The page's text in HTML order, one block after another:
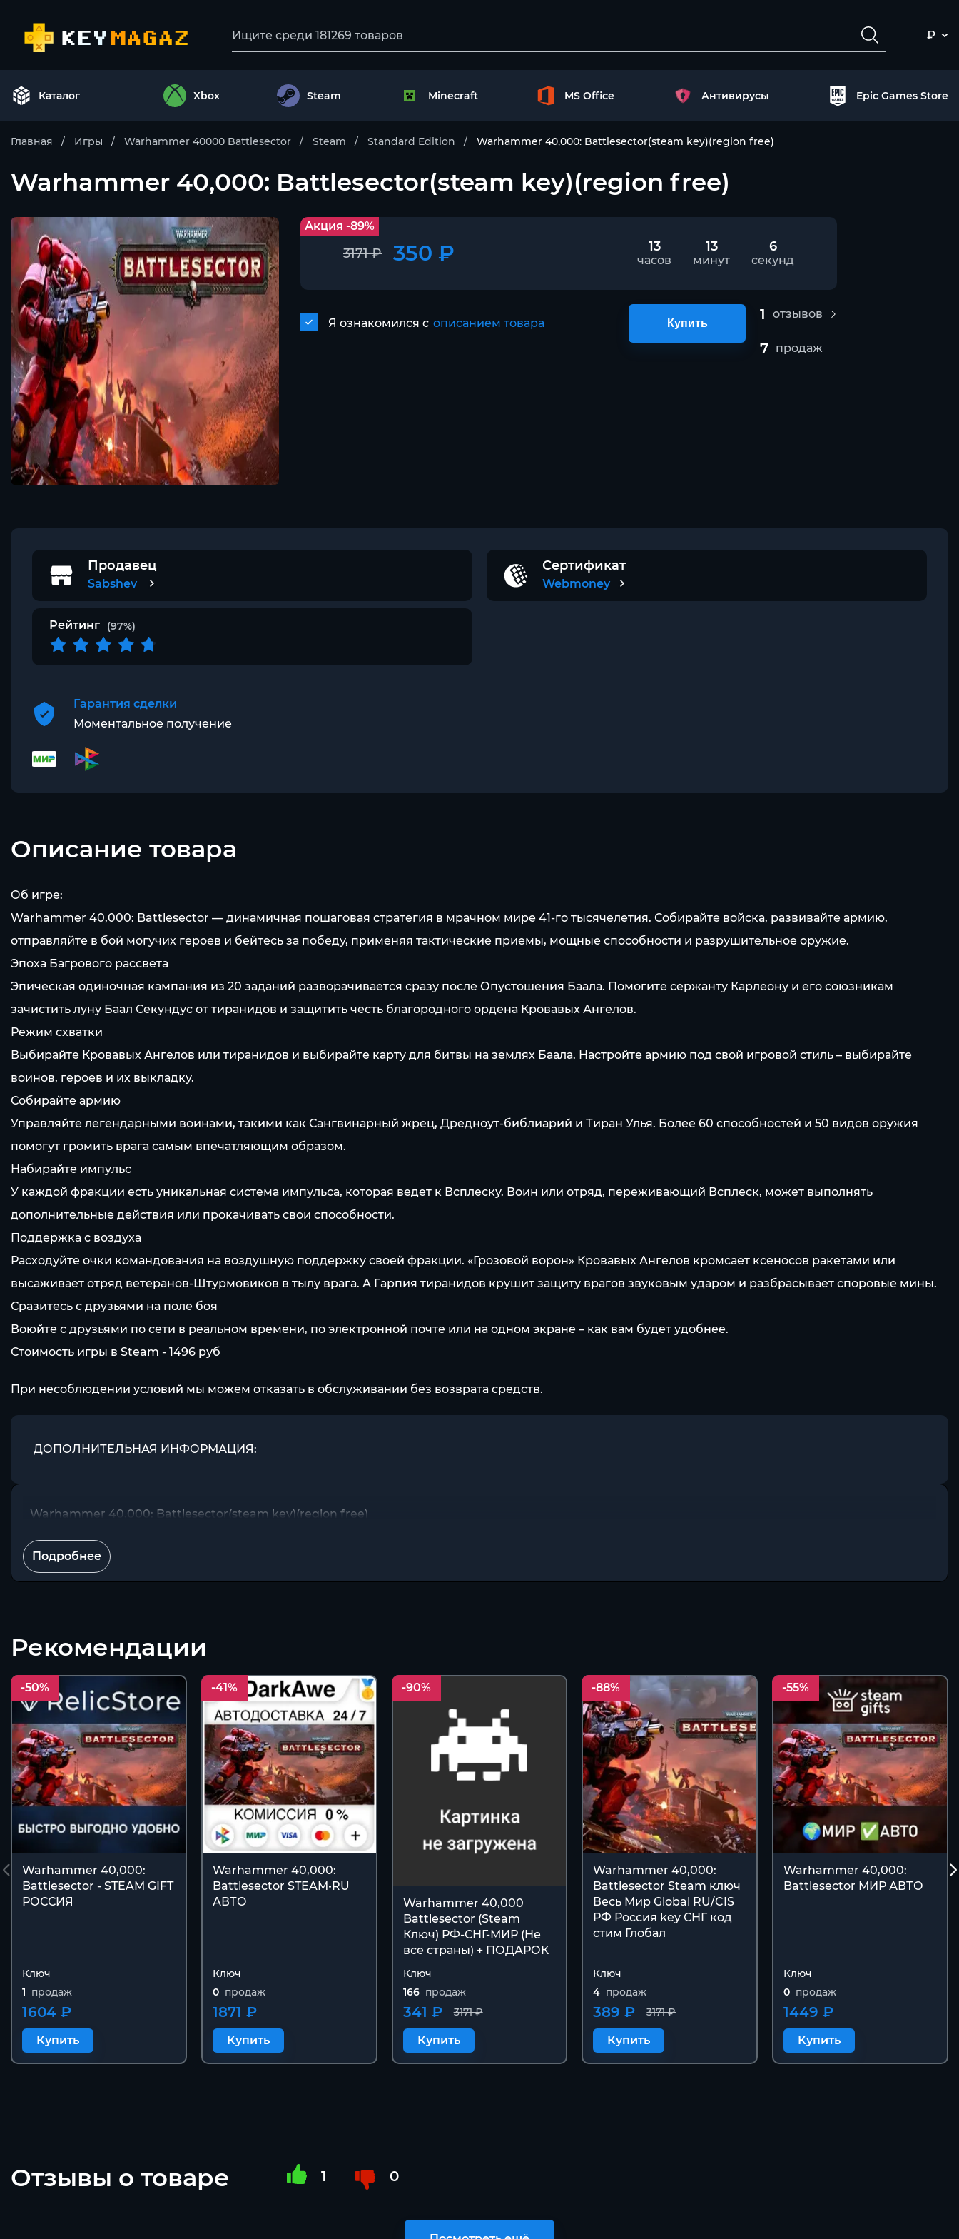
₽
Каталог Xbox Steam Minecraft MS Office Антивирусы Epic Games Store
Главная Игры Warhammer 40000 Battlesector Steam Standard Edition Warhammer 40,000: Battlesector(steam key)(region free)
Warhammer 40,000: Battlesector(steam key)(region free)
Акция -89%
3171 ₽ 350 ₽ 13
часов
13
минут
5
секунд
Я ознакомился с описанием товара Купить
1 отзывов
7 продаж
Продавец
Sabshev
Сертификат
Webmoney
Рейтинг (97%)
Гарантия сделки
Моментальное получение
Описание товара
Об игре:
Warhammer 40,000: Battlesector — динамичная пошаговая стратегия в мрачном мире 41-го тысячелетия. Собирайте войска, развивайте армию,
отправляйте в бой могучих героев и бейтесь за победу, применяя тактические приемы, мощные способности и разрушительное оружие.
Эпоха Багрового рассвета
Эпическая одиночная кампания из 20 заданий разворачивается сразу после Опустошения Баала. Помогите сержанту Карлеону и его союзникам
зачистить луну Баал Секундус от тиранидов и защитить честь благородного ордена Кровавых Ангелов.
Режим схватки
Выбирайте Кровавых Ангелов или тиранидов и выбирайте карту для битвы на землях Баала. Настройте армию под свой игровой стиль – выбирайте
воинов, героев и их выкладку.
Собирайте армию
Управляйте легендарными воинами, такими как Сангвинарный жрец, Дредноут-библиарий и Тиран Улья. Более 60 способностей и 50 видов оружия
помогут громить врага самым впечатляющим образом.
Набирайте импульс
У каждой фракции есть уникальная система импульса, которая ведет к Всплеску. Воин или отряд, переживающий Всплеск, может выполнять
дополнительные действия или прокачивать свои способности.
Поддержка с воздуха
Расходуйте очки командования на воздушную поддержку своей фракции. «Грозовой ворон» Кровавых Ангелов кромсает ксеносов ракетами или
высаживает отряд ветеранов-Штурмовиков в тылу врага. А Гарпия тиранидов крушит защиту врагов звуковым ударом и разбрасывает споровые мины.
Сразитесь с друзьями на поле боя
Воюйте с друзьями по сети в реальном времени, по электронной почте или на одном экране – как вам будет удобнее.
Стоимость игры в Steam - 1496 pуб
При несоблюдении условий мы можем отказать в обслуживании без возврата средств.
ДОПОЛНИТЕЛЬНАЯ ИНФОРМАЦИЯ:
Warhammer 40,000: Battlesector(steam key)(region free)
Подробнее
Рекомендации
-50%
Warhammer 40,000:
Battlesector - STEAM GIFT
РОССИЯ
Ключ
1 продаж
1604 ₽
Купить
-41%
Warhammer 40,000:
Battlesector STEAM•RU
АВТО
Ключ
0 продаж
1871 ₽
Купить
-90%
Warhammer 40,000
Battlesector (Steam
Ключ) РФ-СНГ-МИР (Не
все страны) + ПОДАРОК
Ключ
166 продаж
3171 ₽
341 ₽
Купить
-88%
Warhammer 40,000:
Battlesector Steam ключ
Весь Мир Global RU/CIS
РФ Россия key СНГ код
стим Глобал
Ключ
4 продаж
3171 ₽
389 ₽
Купить
-55%
Warhammer 40,000:
Battlesector МИР АВТО
Ключ
0 продаж
1449 ₽
Купить
Отзывы о товаре 1 0